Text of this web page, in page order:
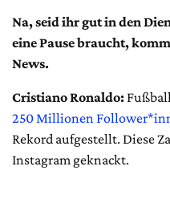
Na, seid ihr gut in den
eine Pause braucht,
News.
Cristiano Ronaldo:
250 Millionen
Rekord aufgestellt. Diese
Instagram geknackt.